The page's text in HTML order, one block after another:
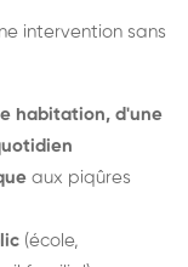
intervention sans
habitation, d'une
aux piqûres
(école,